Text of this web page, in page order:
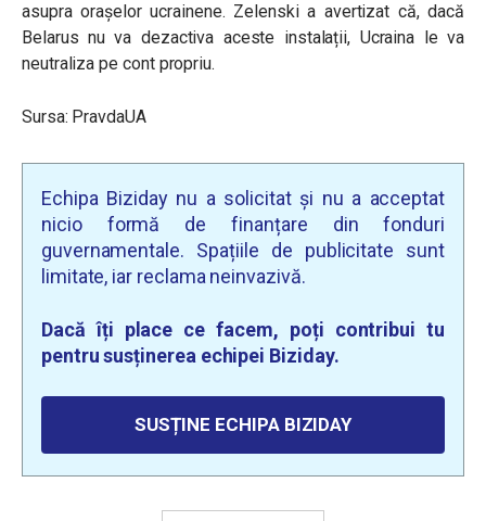
asupra orașelor ucrainene. Zelenski a avertizat că, dacă
Belarus nu va dezactiva aceste instalații, Ucraina le va
neutraliza pe cont propriu.
Sursa: PravdaUA
Echipa Biziday nu a solicitat și nu a acceptat
nicio formă de finanțare din fonduri
guvernamentale. Spațiile de publicitate sunt
limitate, iar reclama neinvazivă.
Dacă îți place ce facem, poți contribui tu
pentru susținerea echipei Biziday.
SUSȚINE ECHIPA BIZIDAY